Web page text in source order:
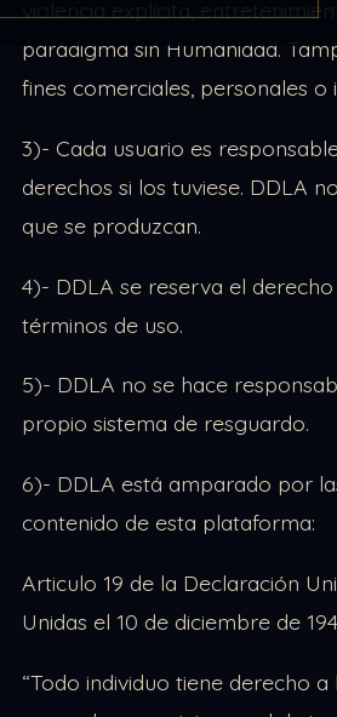
violencia explícita,
paradigma sin Humanidad.
fines comerciales, personales o
3)- Cada usuario es
derechos si los tuviese. DDLA
que se produzcan.
4)- DDLA se reserva el
términos de uso.
5)- DDLA no se hace
propio sistema de resguardo.
6)- DDLA está amparado por
contenido de esta plataforma:
Articulo 19 de la Declaración
Unidas el 10 de diciembre de
“Todo individuo tiene derecho